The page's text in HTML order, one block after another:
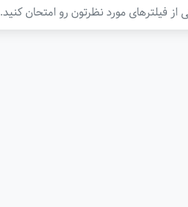
از فیلتر‌های مورد نظرتون رو امتحان کنید.